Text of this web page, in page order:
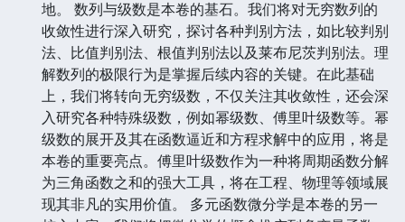
地。 数列与级数是本卷的基石。我们将对无穷数列的
收敛性进行深入研究，探讨各种判别方法，如比较判别
法、比值判别法、根值判别法以及莱布尼茨判别法。理
解数列的极限行为是掌握后续内容的关键。在此基础
上，我们将转向无穷级数，不仅关注其收敛性，还会深
入研究各种特殊级数，例如幂级数、傅里叶级数等。幂
级数的展开及其在函数逼近和方程求解中的应用，将是
本卷的重要亮点。傅里叶级数作为一种将周期函数分解
为三角函数之和的强大工具，将在工程、物理等领域展
现其非凡的实用价值。 多元函数微分学是本卷的另一